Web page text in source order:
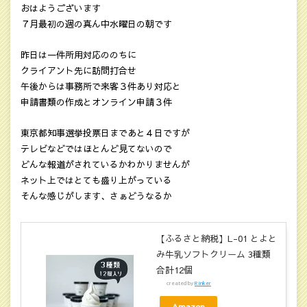
おはようございます
７月最初の週の真ん中水曜日の朝です
昨日は一件所用対応ののちに
クライアント先に訪問打合せ
午後からは事務所で来客３件あり対応と
申請書類の作成とオンライン申請３件
東京都知事選挙投票日まであと４日ですが
テレビなどではほとんど見てないので
どんな報道がされているかわかりませんが
ネット上ではとても盛り上がっている
そんな感じがします、さぁどうなるか
【ふるさと納税】L-01 とよと
み牛乳ソフトクリーム 3種類
合計12個
created byRinker